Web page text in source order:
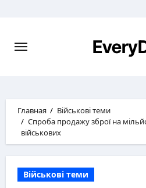
Главная
Військові теми
Спроба продажу зброї на
військових
Військові теми